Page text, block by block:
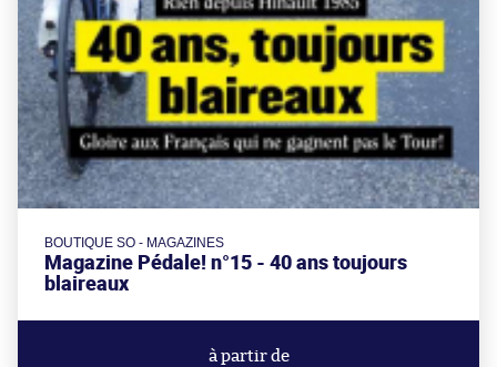
BOUTIQUE SO - MAGAZINES
Magazine Pédale! n°15 - 40 ans toujours
blaireaux
à partir de